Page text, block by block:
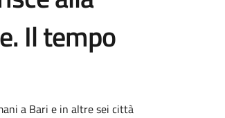
Il tempo
a Bari e in altre sei città